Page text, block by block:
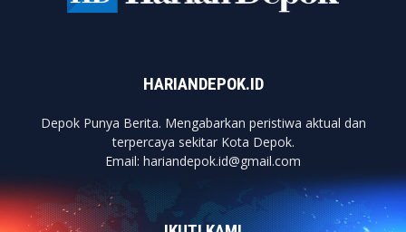
HARIANDEPOK.ID
Depok Punya Berita. Mengabarkan peristiwa aktual dan
terpercaya sekitar Kota Depok.
Email: hariandepok.id@gmail.com